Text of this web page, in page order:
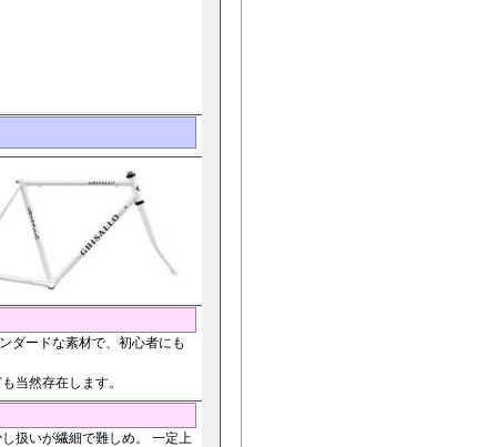
ダードな素材で、初心者にも
当然存在します。
扱いが繊細で難しめ。 一定上